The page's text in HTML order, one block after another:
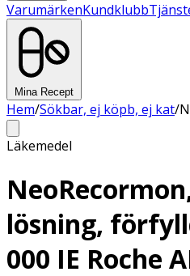
VarumärkenKundklubb
Mina Recept
Hem/Sökbar, ej köpb, ej kat/
Läkemedel
lösning,
000 IE Roche